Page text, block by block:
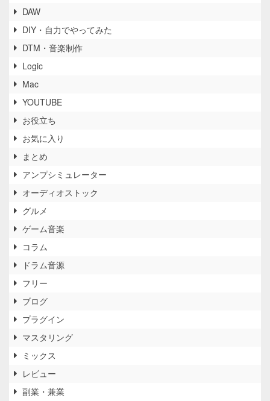
DAW
DIY・自力でやってみた
DTM・音楽制作
Logic
Mac
YOUTUBE
お役立ち
お気に入り
まとめ
アンプシミュレーター
オーディオストック
グルメ
ゲーム音楽
コラム
ドラム音源
フリー
ブログ
プラグイン
マスタリング
ミックス
レビュー
副業・兼業